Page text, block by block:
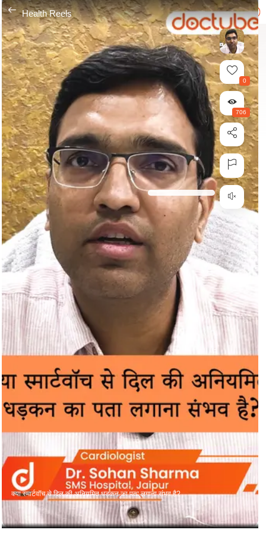
---
Health Reels
क्या स्मार्टवॉच से दिल की अनियमित धड़कन का पता लगाना संभव है?
0
706